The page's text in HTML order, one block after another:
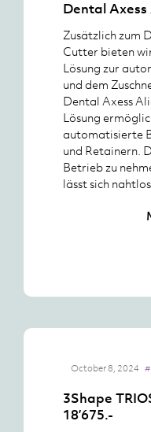
Dental
Zusätzlich zum
Cutter bieten
Lösung zur
und dem
Dental Axess
Lösung
automatisierte
und Retainern.
Betrieb zu
lässt sich
October 8, 2024
3Shape
18’675.-